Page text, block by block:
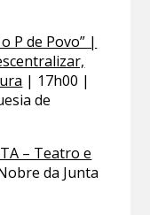
P de Povo” |
| 17h00 |
de
– Teatro e
da Junta